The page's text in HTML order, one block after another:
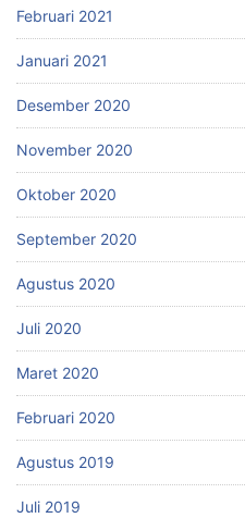
Februari 2021
Januari 2021
Desember 2020
November 2020
Oktober 2020
September 2020
Agustus 2020
Juli 2020
Maret 2020
Februari 2020
Agustus 2019
Juli 2019